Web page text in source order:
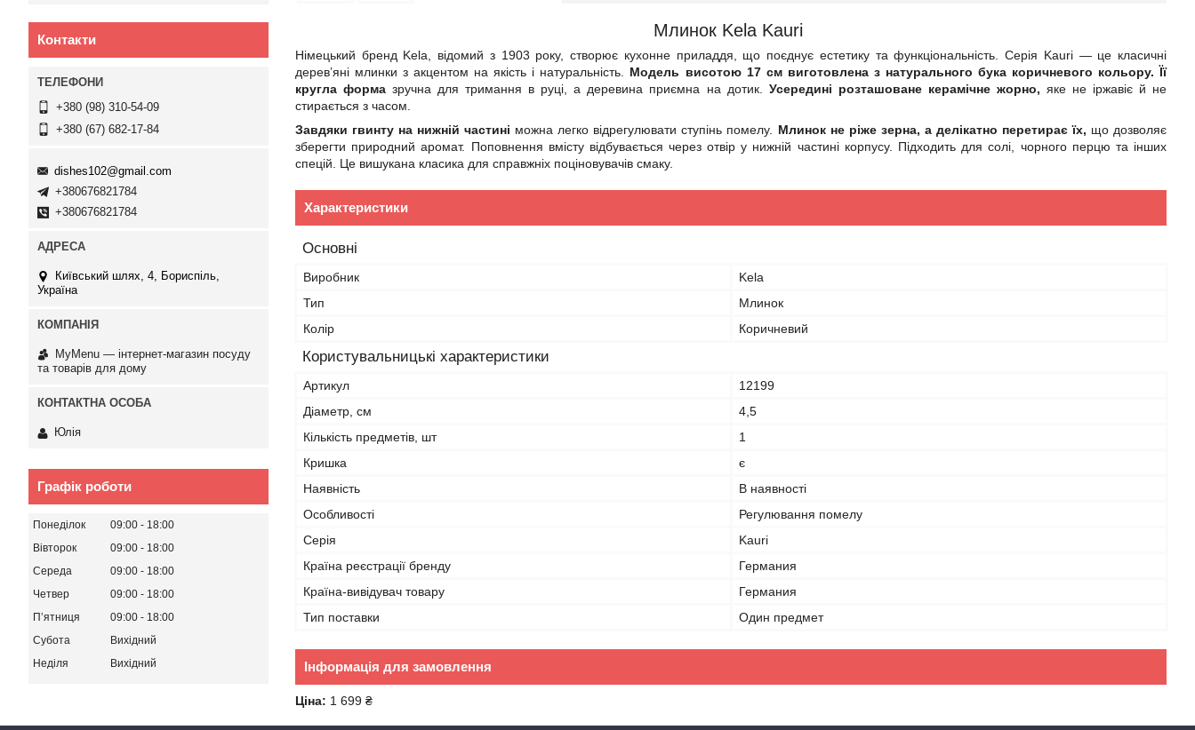
Млинок Kela Kauri
Німецький бренд Kela, відомий з 1903 року, створює кухонне приладдя, що поєднує естетику та функціональність. Серія Kauri — це класичні
дерев’яні млинки з акцентом на якість і натуральність. Модель висотою 17 см виготовлена з натурального бука коричневого кольору. Її
кругла форма зручна для тримання в руці, а деревина приємна на дотик. Усередині розташоване керамічне жорно, яке не іржавіє й не
стирається з часом.
Завдяки гвинту на нижній частині можна легко відрегулювати ступінь помелу. Млинок не ріже зерна, а делікатно перетирає їх, що дозволяє
зберегти природний аромат. Поповнення вмісту відбувається через отвір у нижній частині корпусу. Підходить для солі, чорного перцю та інших
спецій. Це вишукана класика для справжніх поціновувачів смаку.
Характеристики
Основні
Виробник
Kela
Тип
Млинок
Колір
Коричневий
Користувальницькі характеристики
Артикул
12199
Діаметр, см
4,5
Кількість предметів, шт
1
Кришка
є
Наявність
В наявності
Особливості
Регулювання помелу
Серія
Kauri
Країна реєстрації бренду
Германия
Країна-вивідувач товару
Германия
Тип поставки
Один предмет
Інформація для замовлення
Ціна: 1 699 ₴
Контакти
+380 (98) 310-54-09
+380 (67) 682-17-84
dishes102@gmail.com
+380676821784
+380676821784
Київський шлях, 4, Бориспіль,
Україна
MyMenu — інтернет-магазин посуду
та товарів для дому
Юлія
Графік роботи
Понеділок 09:00
18:00
Вівторок
09:00
18:00
Середа
09:00
18:00
Четвер
09:00
18:00
Пʼятниця
09:00
18:00
Субота
Вихідний
Неділя
Вихідний